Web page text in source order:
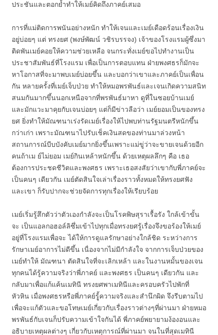
ประชันและตอกย้ำทำให้เมย์คิดถึงภาคย์เสมอ
การที่แม่ติดการพนันอย่างหนัก ทำให้เจนและเมย์เดือดร้อนเรื่องเงิน
อยู่บ่อยๆ แต่ ทรงยศ (พงษ์พัฒน์ วชิรบรรจง) เจ้าของโรงแรมผู้ซึ่งมา
ติดพันเมย์คอยให้ความช่วยเหลือ จนกระทั่งเมย์ขอไปทำงานเป็น
ประชาสัมพันธ์ที่โรงแรม เพื่อเป็นการตอบแทน ฝ่ายพงศธรก็มักจะ
หาโอกาสที่จะมาพบเมย์บ่อยขึ้น และบอกว่าเขาและภาคย์เป็นเพื่อน
กัน หลายครั้งที่เมย์เจ็บป่วย ทำให้หมอพรพันธ์และเจนเกิดความสนิท
สนมกันมากขึ้นนอกเหนือจากที่พรพันธ์มาหา ดูที่ในซอยบ้านเมย์
และมักแวะมาคุยกับเจนบ่อยๆ แต่ก็มีข่าวลือว่า เมย์ยอมเป็นของทรง
ยศ ยิ่งทำให้มัณฑนาเร่งรัดเมย์เรื่องให้ไปพบท่านรัฐมนตรีหนักขึ้น
กว่าเก่า เพราะมัณฑนาไปรับเช็คเงินสดของท่านมาล่วงหน้า
สถานการณ์บีบบังคับเมย์มากยิ่งขึ้นเพราะแม่ขู่ว่าจะขายเจนด้วยอีก
คนถ้าเม ย์ไม่ยอม เมย์กินเหล้าหนักขึ้น ด้วยเหตุผลลึกๆ คือ เธอ
ต้องการประชดชีวิตและพงศธร เพราะเธอสงสัยว่าเขากับพี่ภาคย์จะ
เป็นคนๆ เดียวกัน เมย์ตัดสินใจเล่าเรื่องราวทั้งหมดให้ทรงยศฟัง
และเขา ก็รับปากจะช่วยจัดการทุกเรื่องให้เรียบร้อย
เมย์เริ่มรู้สึกตัวว่าตัวเองกำลังจะเป็นโรคพิษสุราเรื้อรัง ใกล้เข้าขั้น
จะ เป็นแอลกอฮอล์ลิซึ่มเข้าไปทุกเมื่อทรงยศรู้เรื่องจึงขอร้องให้เมย์
อยู่ที่โรงแรมเพื่อจะ ได้ให้การดูแลรักษาอย่างใกล้ชิด ระหว่างการ
รักษาเมย์อาการไม่ดีขึ้น เนื่องจากไม่มีกำลังใจ จากการเจ็บป่วยของ
เมย์ทำให้ มัณฑนา ตัดสินใจที่จะเลิกเหล้า และในงานหมั้นของเจน
ทุกคนได้รู้ความจริงว่าพี่ภาคย์ และพงศธร เป็นคนๆ เดียวกัน และ
กลับมาเพื่อแก้แค้นเมทินี ทรงยศพาเมทินีและครอบครัวไปพักที่
หัวหิน เมื่อพงศธรหรือพี่ภาคย์รูู้้ความจริงและสำนึกผิด จึงรีบตามไป
เพื่อจะแก้ตัวและขอโทษเมย์เกี่ยวกับเรื่องราวต่างๆที่ผ่านมา ฝ่ายหมอ
พรพันธ์กับเจนก็ปรับความเข้าใจกันได้ พี่ภาคย์พยายามง้องอนและ
อธิบายเหตุผลต่างๆ เกี่ยวกับเหตุการณ์ที่ผ่านมา จนในที่สุดเมทินี